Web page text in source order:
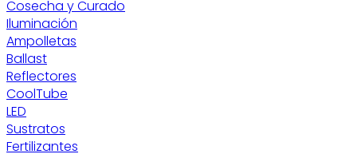
Cosecha y Curado
Iluminación
Ampolletas
Ballast
Reflectores
CoolTube
LED
Sustratos
Fertilizantes